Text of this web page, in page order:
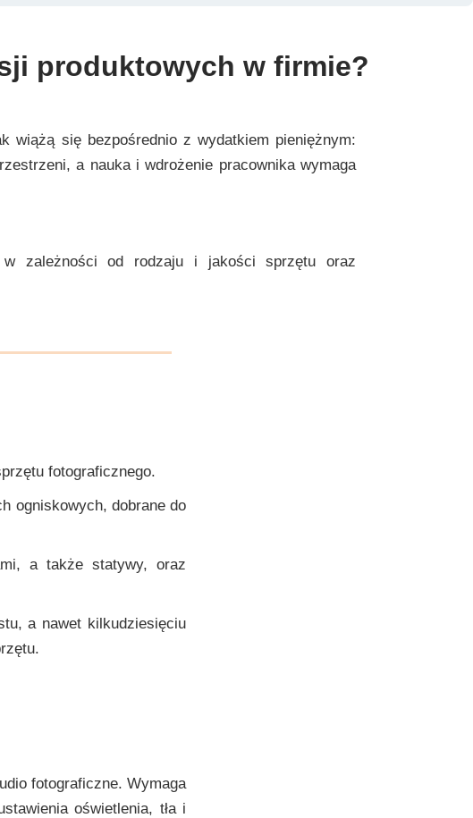
produktowych w firmie?
wiążą się bezpośrednio z wydatkiem pieniężnym:
a nauka i wdrożenie pracownika wymaga
zależności od rodzaju i jakości sprzętu oraz
fotograficznego.
ogniskowych, dobrane do
a także statywy, oraz
a nawet kilkudziesięciu
fotograficzne. Wymaga
oświetlenia, tła i